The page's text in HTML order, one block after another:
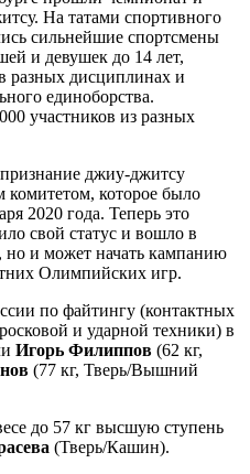
На татами спортивного
сильнейшие спортсмены
и девушек до 14 лет,
разных дисциплинах и
единоборства.
участников из разных
джиу-джитсу
которое было
2020 года. Теперь это
свой статус и вошло в
и может начать кампанию
Олимпийских игр.
по файтингу (контактных
и ударной техники) в
Игорь Филиппов (62 кг,
(77 кг, Тверь/Вышний
до 57 кг высшую ступень
(Тверь/Кашин).